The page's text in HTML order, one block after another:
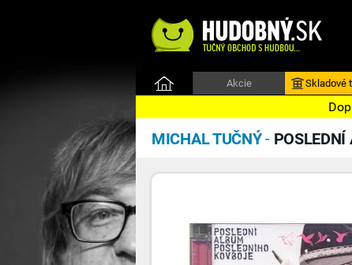
Akcie Skladové
MICHAL TUČNÝ-